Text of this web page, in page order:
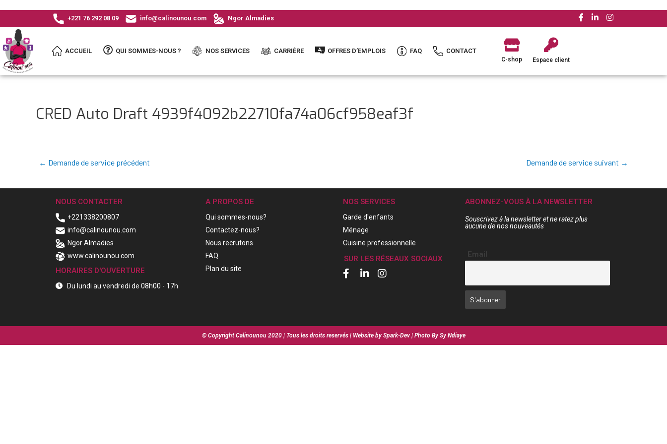
+221 76 292 08 09 info@calinounou.com Ngor Almadies
ACCUEIL QUI SOMMES-NOUS ? NOS SERVICES CARRIÈRE OFFRES D’EMPLOIS FAQ CONTACT
C-shop Espace client
CRED Auto Draft 4939f4092b22710fa74a06cf958eaf3f
← Demande de service précédent Demande de service suivant →
NOUS CONTACTER
+221338200807
info@calinounou.com
Ngor Almadies
www.calinounou.com
HORAIRES D'OUVERTURE
Du lundi au vendredi de 08h00 - 17h
A PROPOS DE
Qui sommes-nous?
Contactez-nous?
Nous recrutons
FAQ
Plan du site
NOS SERVICES
Garde d'enfants
Ménage
Cuisine professionnelle
SUR LES RÉSEAUX SOCIAUX
ABONNEZ-VOUS À LA NEWSLETTER
Souscrivez à la newsletter et ne ratez plus
aucune de nos nouveautés
Email
© Copyright Calinounou 2020 | Tous les droits reservés | Website by Spark-Dev | Photo By Sy Ndiaye